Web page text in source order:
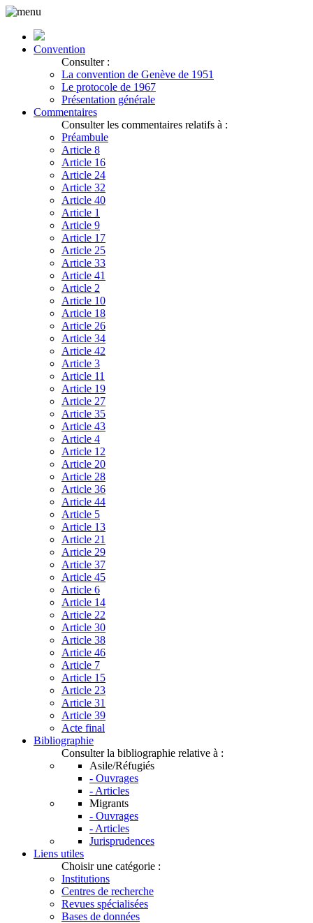
Convention
Consulter :
La convention de Genève de 1951
Le protocole de 1967
Présentation générale
Commentaires
Consulter les commentaires relatifs à :
Préambule
Article 8
Article 16
Article 24
Article 32
Article 40
Article 1
Article 9
Article 17
Article 25
Article 33
Article 41
Article 2
Article 10
Article 18
Article 26
Article 34
Article 42
Article 3
Article 11
Article 19
Article 27
Article 35
Article 43
Article 4
Article 12
Article 20
Article 28
Article 36
Article 44
Article 5
Article 13
Article 21
Article 29
Article 37
Article 45
Article 6
Article 14
Article 22
Article 30
Article 38
Article 46
Article 7
Article 15
Article 23
Article 31
Article 39
Acte final
Bibliographie
Consulter la bibliographie relative à :
Asile/Réfugiés
- Ouvrages
- Articles
Migrants
- Ouvrages
- Articles
Jurisprudences
Liens utiles
Choisir une catégorie :
Institutions
Centres de recherche
Revues spécialisées
Bases de données